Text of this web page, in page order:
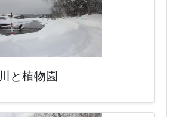
と植物園